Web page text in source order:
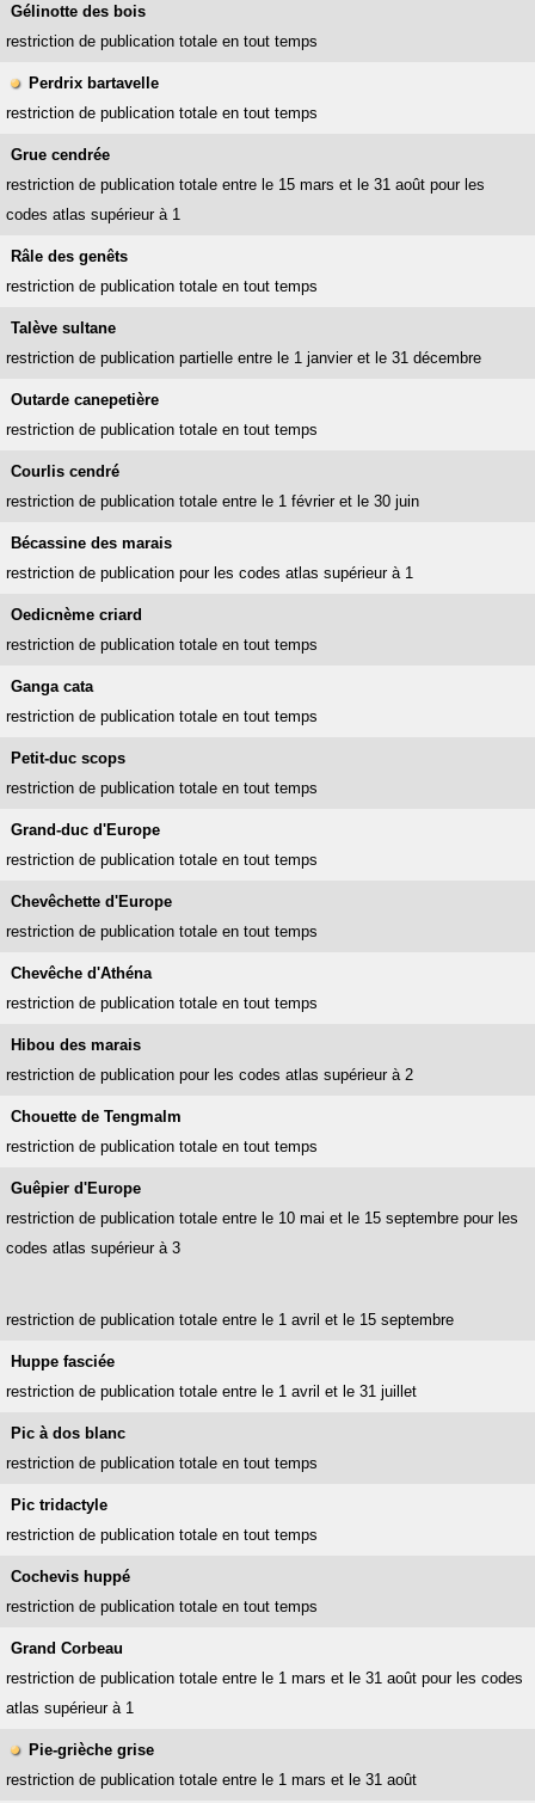
Gélinotte des bois
restriction de publication totale en tout temps
Perdrix bartavelle
restriction de publication totale en tout temps
Grue cendrée
restriction de publication totale entre le 15 mars et le 31 août pour les
codes atlas supérieur à 1
Râle des genêts
restriction de publication totale en tout temps
Talève sultane
restriction de publication partielle entre le 1 janvier et le 31 décembre
Outarde canepetière
restriction de publication totale en tout temps
Courlis cendré
restriction de publication totale entre le 1 février et le 30 juin
Bécassine des marais
restriction de publication pour les codes atlas supérieur à 1
Oedicnème criard
restriction de publication totale en tout temps
Ganga cata
restriction de publication totale en tout temps
Petit-duc scops
restriction de publication totale en tout temps
Grand-duc d'Europe
restriction de publication totale en tout temps
Chevêchette d'Europe
restriction de publication totale en tout temps
Chevêche d'Athéna
restriction de publication totale en tout temps
Hibou des marais
restriction de publication pour les codes atlas supérieur à 2
Chouette de Tengmalm
restriction de publication totale en tout temps
Guêpier d'Europe
restriction de publication totale entre le 10 mai et le 15 septembre pour les
codes atlas supérieur à 3
restriction de publication totale entre le 1 avril et le 15 septembre
Huppe fasciée
restriction de publication totale entre le 1 avril et le 31 juillet
Pic à dos blanc
restriction de publication totale en tout temps
Pic tridactyle
restriction de publication totale en tout temps
Cochevis huppé
restriction de publication totale en tout temps
Grand Corbeau
restriction de publication totale entre le 1 mars et le 31 août pour les codes
atlas supérieur à 1
Pie-grièche grise
restriction de publication totale entre le 1 mars et le 31 août